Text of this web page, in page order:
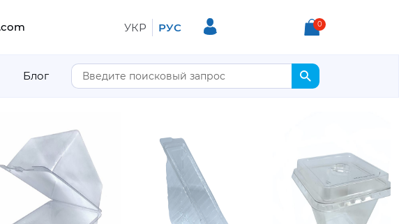
УКР РУС 0
Блог